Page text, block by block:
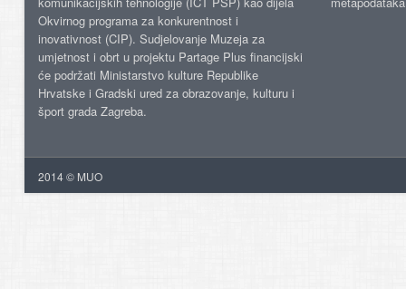
Okvirnog programa za konkurentnost i
inovativnost (CIP). Sudjelovanje Muzeja za
umjetnost i obrt u projektu Partage Plus financijski
će podržati Ministarstvo kulture Republike
Hrvatske i Gradski ured za obrazovanje, kulturu i
šport grada Zagreba.
2014 © MUO